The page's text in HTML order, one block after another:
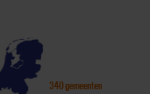
340 gemeenten